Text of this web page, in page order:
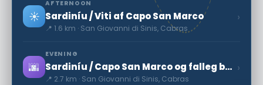
☀️
AFTERNOON
Sardiníu / Viti af Capo San Marco
📍 1.6 km · San Giovanni di Sinis, Cabras
›
🌆
EVENING
Sardiníu / Capo San Marco og falleg beach
📍 2.7 km · San Giovanni di Sinis, Cabras
›